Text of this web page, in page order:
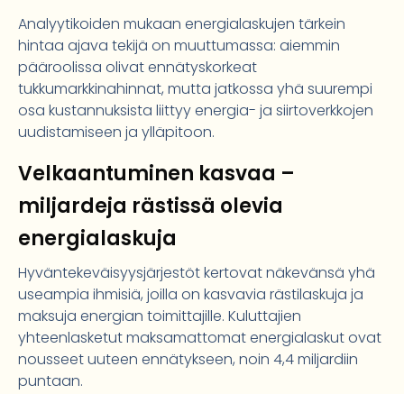
Analyytikoiden mukaan energialaskujen tärkein
hintaa ajava tekijä on muuttumassa: aiemmin
pääroolissa olivat ennätyskorkeat
tukkumarkkinahinnat, mutta jatkossa yhä suurempi
osa kustannuksista liittyy energia- ja siirtoverkkojen
uudistamiseen ja ylläpitoon.
Velkaantuminen kasvaa –
miljardeja rästissä olevia
energialaskuja
Hyväntekeväisyysjärjestöt kertovat näkevänsä yhä
useampia ihmisiä, joilla on kasvavia rästilaskuja ja
maksuja energian toimittajille. Kuluttajien
yhteenlasketut maksamattomat energialaskut ovat
nousseet uuteen ennätykseen, noin 4,4 miljardiin
puntaan.